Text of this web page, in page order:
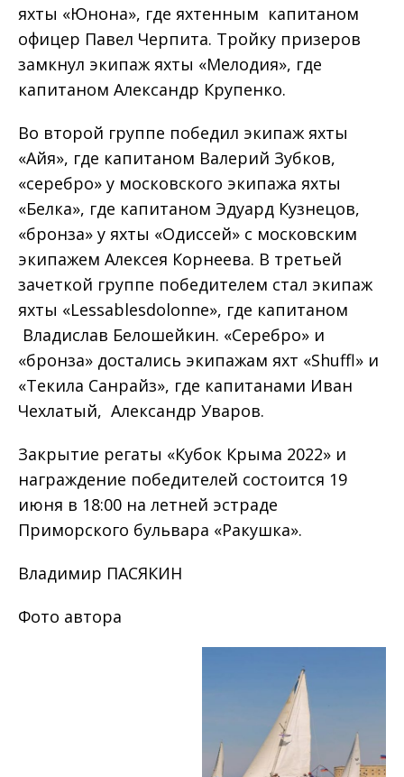
яхты «Юнона», где яхтенным капитаном
офицер Павел Черпита. Тройку призеров
замкнул экипаж яхты «Мелодия», где
капитаном Александр Крупенко.
Во второй группе победил экипаж яхты
«Айя», где капитаном Валерий Зубков,
«серебро» у московского экипажа яхты
«Белка», где капитаном Эдуард Кузнецов,
«бронза» у яхты «Одиссей» с московским
экипажем Алексея Корнеева. В третьей
зачеткой группе победителем стал экипаж
яхты «Lessablesdolonne», где капитаном
Владислав Белошейкин. «Серебро» и
«бронза» достались экипажам яхт «Shuffl» и
«Текила Санрайз», где капитанами Иван
Чехлатый, Александр Уваров.
Закрытие регаты «Кубок Крыма 2022» и
награждение победителей состоится 19
июня в 18:00 на летней эстраде
Приморского бульвара «Ракушка».
Владимир ПАСЯКИН
Фото автора